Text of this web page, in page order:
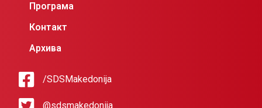
Програма
Контакт
Архива
/SDSMakedonija
@sdsmakedonija